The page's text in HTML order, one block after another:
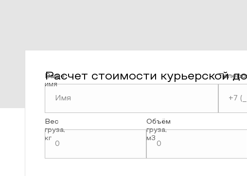
Расчет стоимости курьерской
Ваше
имя
Вес
груза,
кг
Объём
груза,
м3